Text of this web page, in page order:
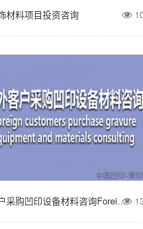
材料项目投资咨询
国外客户采购凹印设备材料咨询Foreign customers purchase gravure equipment and materials consulting